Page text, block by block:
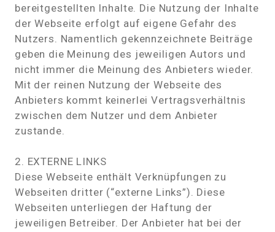
bereitgestellten Inhalte. Die Nutzung der Inhalte
der Webseite erfolgt auf eigene Gefahr des
Nutzers. Namentlich gekennzeichnete Beiträge
geben die Meinung des jeweiligen Autors und
nicht immer die Meinung des Anbieters wieder.
Mit der reinen Nutzung der Webseite des
Anbieters kommt keinerlei Vertragsverhältnis
zwischen dem Nutzer und dem Anbieter
zustande.
2. EXTERNE LINKS
Diese Webseite enthält Verknüpfungen zu
Webseiten dritter (“externe Links”). Diese
Webseiten unterliegen der Haftung der
jeweiligen Betreiber. Der Anbieter hat bei der